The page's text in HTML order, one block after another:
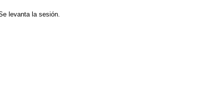
levanta la sesión.